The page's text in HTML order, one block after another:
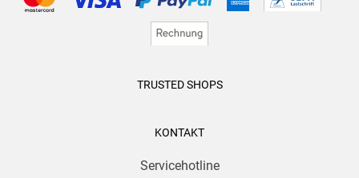
TRUSTED SHOPS
KONTAKT
Servicehotline